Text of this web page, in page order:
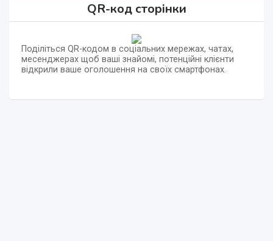
QR-код сторінки
Поділіться QR-кодом в соціальних мережах, чатах,
месенджерах щоб ваші знайомі, потенційні клієнти
відкрили ваше оголошення на своїх смартфонах.